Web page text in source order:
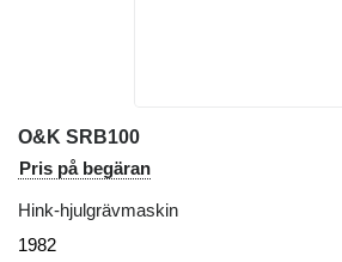
O&K SRB100
Pris på begäran
Hink-hjulgrävmaskin
1982